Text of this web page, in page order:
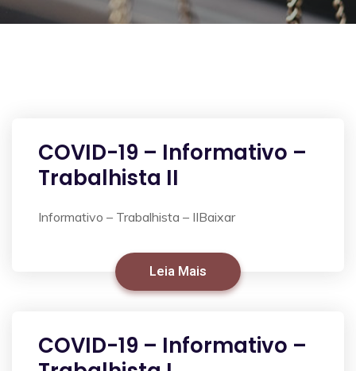
COVID-19 – Informativo –
Trabalhista II
Informativo – Trabalhista – IIBaixar
Leia Mais
COVID-19 – Informativo –